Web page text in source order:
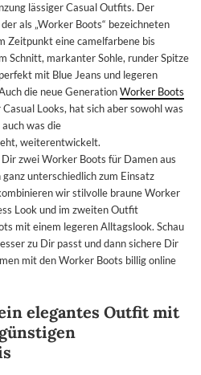
lässiger Casual Outfits. Der
als „Worker Boots“ bezeichneten
Zeitpunkt eine camelfarbene bis
Schnitt, markanter Sohle, runder Spitze
mit Blue Jeans und legeren
die neue GenerationWorker Boots
Looks, hat sich aber sowohl was
was die
weiterentwickelt.
zwei Worker Boots für Damen aus
unterschiedlich zum Einsatz
wir stilvolle braune Worker
Look und im zweiten Outfit
mit einem legeren Alltagslook. Schau
zu Dir passt und dann sichere Dir
mit den Worker Boots billig online
elegantes Outfit mit